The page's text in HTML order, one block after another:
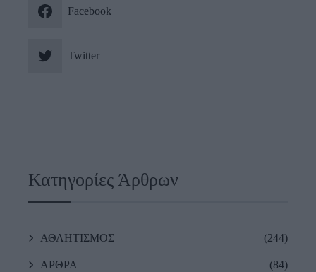
Facebook
Twitter
Κατηγορίες Άρθρων
ΑΘΛΗΤΙΣΜΟΣ (244)
ΑΡΘΡΑ (84)